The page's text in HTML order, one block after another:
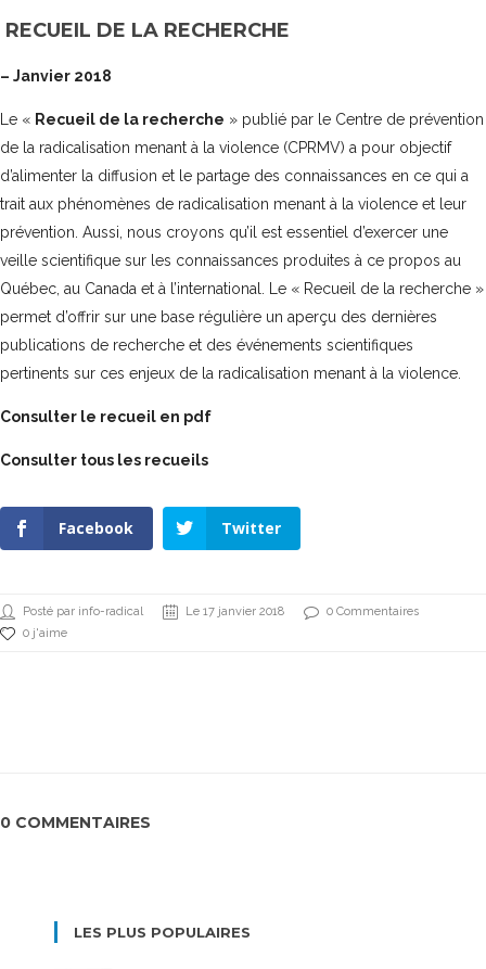
RECUEIL DE LA RECHERCHE
– Janvier 2018
Le « Recueil de la recherche » publié par le Centre de prévention
de la radicalisation menant à la violence (CPRMV) a pour objectif
d’alimenter la diffusion et le partage des connaissances en ce qui a
trait aux phénomènes de radicalisation menant à la violence et leur
prévention. Aussi, nous croyons qu’il est essentiel d’exercer une
veille scientifique sur les connaissances produites à ce propos au
Québec, au Canada et à l’international. Le « Recueil de la recherche »
permet d’offrir sur une base régulière un aperçu des dernières
publications de recherche et des événements scientifiques
pertinents sur ces enjeux de la radicalisation menant à la violence.
Consulter le recueil en pdf
Consulter tous les recueils
Facebook Twitter
Posté par info-radical Le 17 janvier 2018
0 Commentaires
0 j'aime
0 COMMENTAIRES
LES PLUS POPULAIRES